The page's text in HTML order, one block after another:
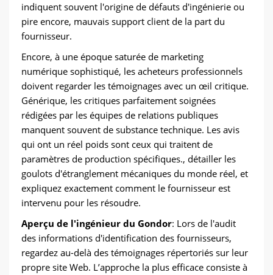
indiquent souvent l'origine de défauts d'ingénierie ou
pire encore, mauvais support client de la part du
fournisseur.
Encore, à une époque saturée de marketing
numérique sophistiqué, les acheteurs professionnels
doivent regarder les témoignages avec un œil critique.
Générique, les critiques parfaitement soignées
rédigées par les équipes de relations publiques
manquent souvent de substance technique. Les avis
qui ont un réel poids sont ceux qui traitent de
paramètres de production spécifiques., détailler les
goulots d'étranglement mécaniques du monde réel, et
expliquez exactement comment le fournisseur est
intervenu pour les résoudre.
Aperçu de l'ingénieur du Gondor: Lors de l'audit
des informations d'identification des fournisseurs,
regardez au-delà des témoignages répertoriés sur leur
propre site Web. L’approche la plus efficace consiste à